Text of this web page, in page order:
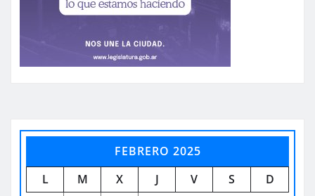
FEBRERO 2025
L
M X J V S
D